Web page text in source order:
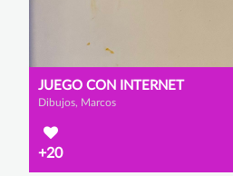
JUEGO CON INTERNET
Dibujos, Marcos
+20